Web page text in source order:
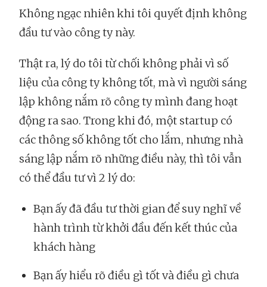
Không ngạc nhiên khi tôi quyết định không
đầu tư vào công ty này.
Thật ra, lý do tôi từ chối không phải vì số
liệu của công ty không tốt, mà vì người sáng
lập không nắm rõ công ty mình đang hoạt
động ra sao. Trong khi đó, một startup có
các thông số không tốt cho lắm, nhưng nhà
sáng lập nắm rõ những điều này, thì tôi vẫn
có thể đầu tư vì 2 lý do:
Bạn ấy đã đầu tư thời gian để suy nghĩ về
hành trình từ khởi đầu đến kết thúc của
khách hàng
Bạn ấy hiểu rõ điều gì tốt và điều gì chưa